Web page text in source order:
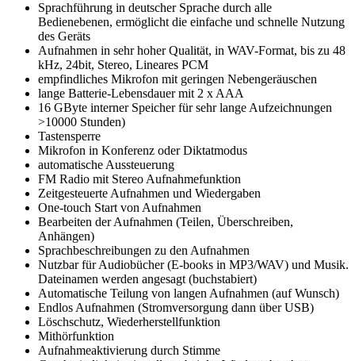
Sprachführung in deutscher Sprache durch alle
Bedienebenen, ermöglicht die einfache und schnelle Nutzung
des Geräts
Aufnahmen in sehr hoher Qualität, in WAV-Format, bis zu 48
kHz, 24bit, Stereo, Lineares PCM
empfindliches Mikrofon mit geringen Nebengeräuschen
lange Batterie-Lebensdauer mit 2 x AAA
16 GByte interner Speicher für sehr lange Aufzeichnungen
>10000 Stunden)
Tastensperre
Mikrofon in Konferenz oder Diktatmodus
automatische Aussteuerung
FM Radio mit Stereo Aufnahmefunktion
Zeitgesteuerte Aufnahmen und Wiedergaben
One-touch Start von Aufnahmen
Bearbeiten der Aufnahmen (Teilen, Überschreiben,
Anhängen)
Sprachbeschreibungen zu den Aufnahmen
Nutzbar für Audiobücher (E-books in MP3/WAV) und Musik.
Dateinamen werden angesagt (buchstabiert)
Automatische Teilung von langen Aufnahmen (auf Wunsch)
Endlos Aufnahmen (Stromversorgung dann über USB)
Löschschutz, Wiederherstellfunktion
Mithörfunktion
Aufnahmeaktivierung durch Stimme